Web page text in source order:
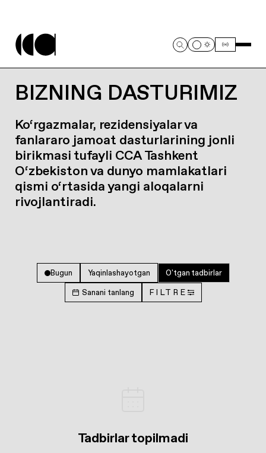
BIZNING DASTURIMIZ
Ko‘rgazmalar, rezidensiyalar va
fanlararo jamoat dasturlarining jonli
birikmasi tufayli CCA Tashkent
O‘zbekiston va dunyo mamlakatlari
qismi o‘rtasida yangi aloqalarni
rivojlantiradi.
Bugun Yaqinlashayotgan O'tgan tadbirlar
Sanani tanlang FILTRE
Tadbirlar topilmadi